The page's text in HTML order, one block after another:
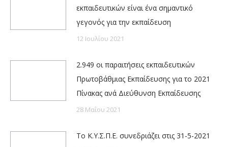
εκπαιδευτικών είναι ένα σημαντικό
γεγονός για την εκπαίδευση
12 Ιουλίου 2021
2.949 οι παραιτήσεις εκπαιδευτικών
Πρωτοβάθμιας Εκπαίδευσης για το 2021
Πίνακας ανά Διεύθυνση Εκπαίδευσης
28 Μαΐου 2021
Το Κ.Υ.Σ.Π.Ε. συνεδριάζει στις 31-5-2021